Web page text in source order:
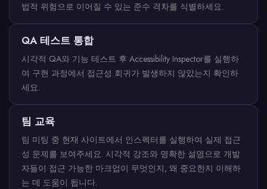
법적 위험으로 이어질 수 있는 준수 격차를 식별하세요.
QA 테스트 통합
시각적 QA와 기능 테스트 후 Accessibility Inspector를 실행하
여 구현 과정에서 접근성 회귀가 발생하지 않았는지 확인하
세요.
팀 교육
팀 미팅 중 현재 사이트에서 인스펙터를 실행하여 실제 접근
성 문제를 보여주세요. 시각적 강조와 명확한 설명으로 개발
자들이 접근 가능한 마크업이 무엇인지, 왜 중요한지 이해하
는 데 도움이 됩니다.